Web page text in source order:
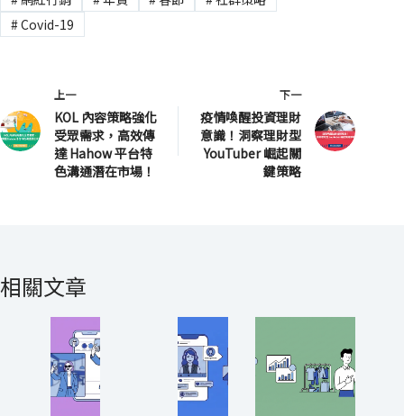
#Covid-19
上一
KOL 內容策略強化
受眾需求，高效傳
達 Hahow 平台特
色溝通潛在市場！
下一
疫情喚醒投資理財
意識！洞察理財型
YouTuber 崛起關
鍵策略
相關文章